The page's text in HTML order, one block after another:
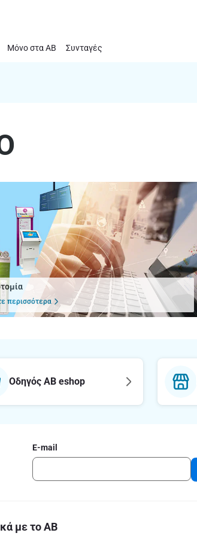
Μόνο στα ΑΒ Συνταγές
περισσότερα
Οδηγός AB eshop
E-mail
με το ΑΒ